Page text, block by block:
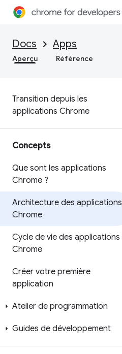
Docs Apps
Aperçu Référence
Transition depuis les
applications Chrome
Concepts
Que sont les applications
Chrome ?
Architecture des applications
Chrome
Cycle de vie des applications
Chrome
Créer votre première
application
Atelier de programmation
Guides de développement